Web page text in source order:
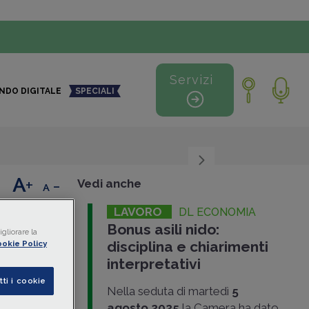
DIGITALE SPECIALI
Servizi
+ - Vedi anche
LAVORO DL ECONOMIA
Bonus asili nido:
disciplina e chiarimenti
interpretativi
Nella seduta di martedì 5
la
Policy
i cookie